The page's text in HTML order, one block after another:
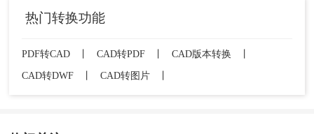
热门转换功能
PDF转CAD CAD转PDF CAD版本转换
CAD转DWF
CAD转图片